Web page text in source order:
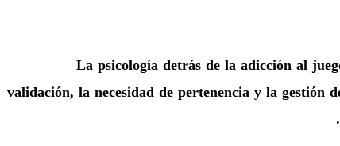
La psicología detrás de la adicción al
validación, la necesidad de pertenencia y la gestión